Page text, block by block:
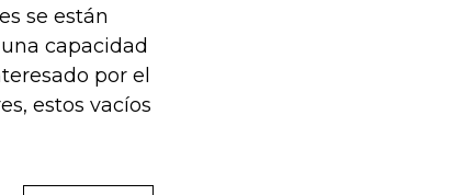
se están
capacidad
por el
estos vacíos